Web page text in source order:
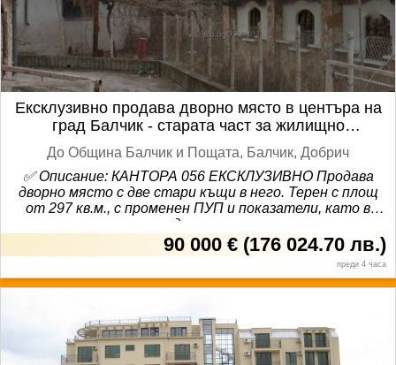
90 000 € (176 024.70 лв.)
преди 4 часа
Ексклузивно продава дворно място в центъра на
град Балчик - старата част за жилищно
строителство
До Община Балчик и Пощата, Балчик, Добрич
✅ Описание: КАНТОРА 056 ЕКСКЛУЗИВНО Продава
дворно място с две стари къщи в него. Терен с площ
от 297 кв.м., с променен ПУП и показатели, като в
момента максимално допустимото строителство
там е: 60 % Плътност на застрояване, 10м. или 3
етажа Височина на застрояване, 1,2 Кинт, 40%
Озеленяване, Начин на застрояване: свързано в два
съседни имота.. Имотът е с партиди за ток и вода. На
Двореца и Ботаническата градина. ✅ Локация: гр.
Балчик - старата част ✅ градски район: да ✅ морски
район: да Основни характеристики ✅ тип имот: